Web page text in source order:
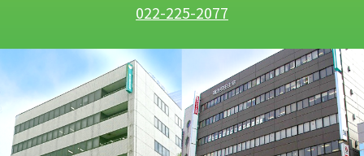
022-225-2077